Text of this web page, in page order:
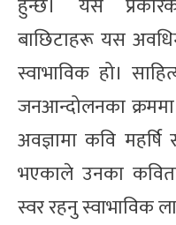
बाछिटाहरू यस
स्वाभाविक हो।
जनआन्दोलनका
अवज्ञामा कवि
भएकाले उनका
स्वर रहनु स्वाभाविक